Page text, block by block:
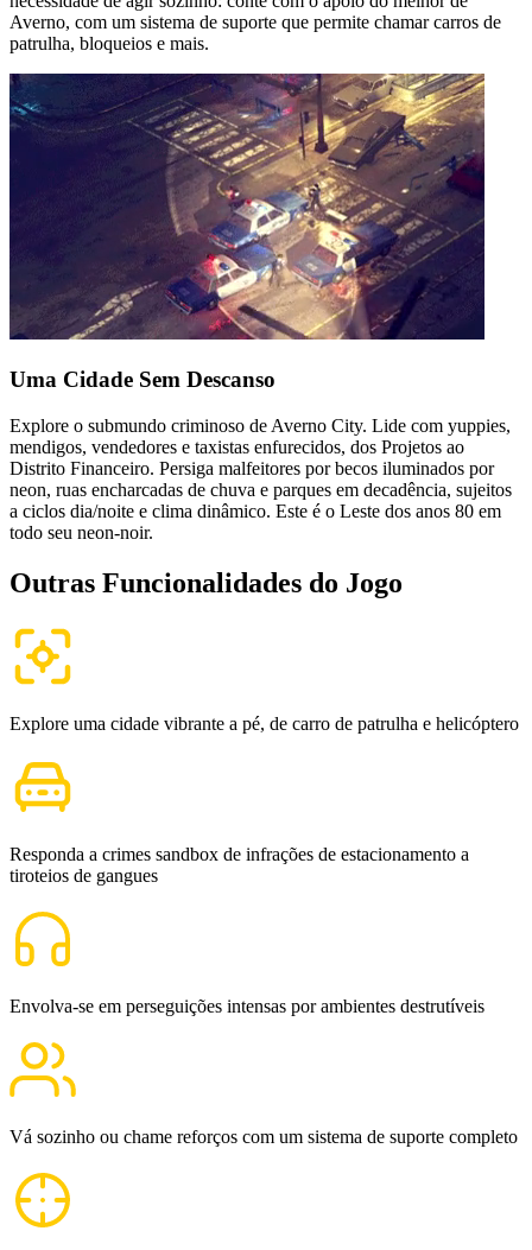
Averno, com um sistema de suporte que permite chamar carros de
patrulha, bloqueios e mais.
Uma Cidade Sem Descanso
Explore o submundo criminoso de Averno City. Lide com yuppies,
mendigos, vendedores e taxistas enfurecidos, dos Projetos ao
Distrito Financeiro. Persiga malfeitores por becos iluminados por
neon, ruas encharcadas de chuva e parques em decadência, sujeitos
a ciclos dia/noite e clima dinâmico. Este é o Leste dos anos 80 em
todo seu neon-noir.
Outras Funcionalidades do Jogo
Explore uma cidade vibrante a pé, de carro de patrulha e helicóptero
Responda a crimes sandbox de infrações de estacionamento a
tiroteios de gangues
Envolva-se em perseguições intensas por ambientes destrutíveis
Vá sozinho ou chame reforços com um sistema de suporte completo